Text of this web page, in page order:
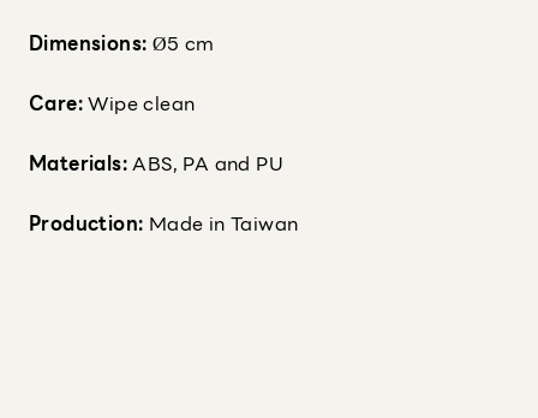
Dimensions: Ø5 cm
Care:Wipe clean
Materials:ABS, PA and PU
Production: Made in Taiwan